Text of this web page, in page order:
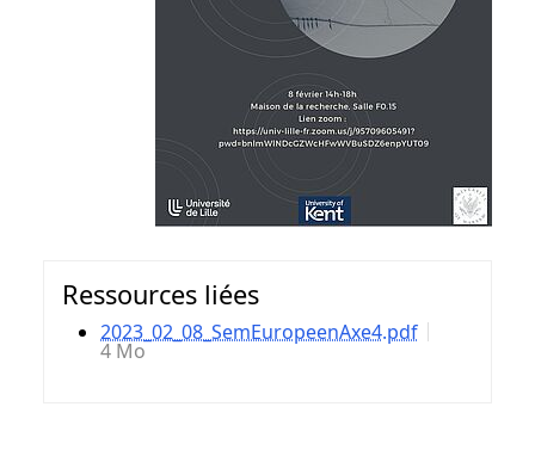
Ressources liées
2023_02_08_SemEuropeenAxe4.pdf
4 Mo